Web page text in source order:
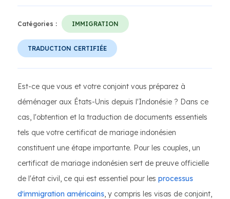
Catégories : IMMIGRATION
TRADUCTION CERTIFIÉE
Est-ce que vous et votre conjoint vous préparez à
déménager aux États-Unis depuis l'Indonésie ? Dans ce
cas, l'obtention et la traduction de documents essentiels
tels que votre certificat de mariage indonésien
constituent une étape importante. Pour les couples, un
certificat de mariage indonésien sert de preuve officielle
de l'état civil, ce qui est essentiel pour les processus
d'immigration américains, y compris les visas de conjoint,